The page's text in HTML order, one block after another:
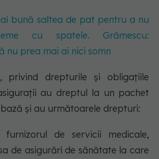
bună saltea de pat pentru a nu
cu spatele. Grămescu:
nu prea mai ai nici somn
privind drepturile și obligațiile
au dreptul la un pachet
și au următoarele drepturi:
de servicii medicale,
de asigurări de sănătate la care